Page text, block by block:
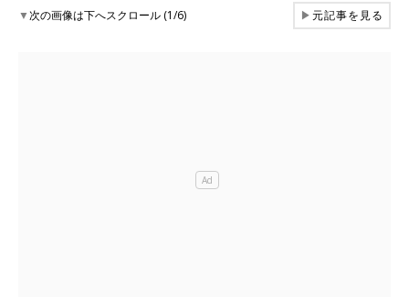
▼次の画像は下へスクロール (1/6) ▶元記事を見る